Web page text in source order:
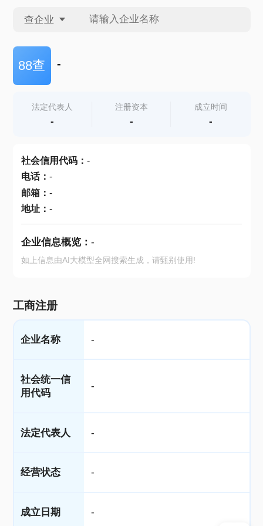
查企业
查企业
查产地
88查 -
法定代表人
-
注册资本
-
成立时间
-
社会信用代码： -
电话： -
邮箱： -
地址： -
企业信息概览： -
如上信息由AI大模型全网搜索生成，请甄别使用!
工商注册
企业名称 -
社会统一信
用代码
-
法定代表人 -
经营状态 -
成立日期 -